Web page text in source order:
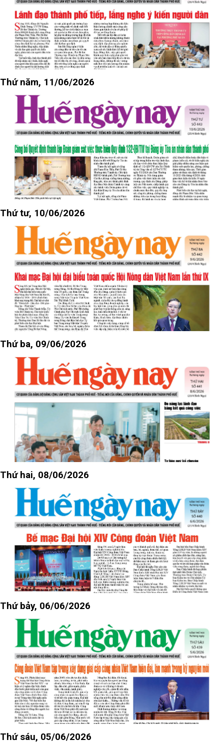
Thứ năm, 11/06/2026
Thứ tư, 10/06/2026
Thứ ba, 09/06/2026
Thứ hai, 08/06/2026
Thứ bảy, 06/06/2026
Thứ sáu, 05/06/2026